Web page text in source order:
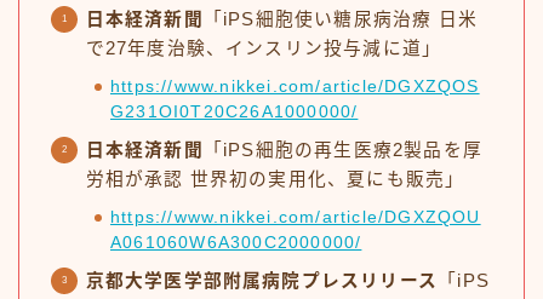
日本経済新聞
「iPS細胞使い糖尿病治療 日米
で27年度治験、インスリン投与減に道」
https://www.nikkei.com/article/DGXZQOS
G231OI0T20C26A1000000/
日本経済新聞
「iPS細胞の再生医療2製品を厚
労相が承認 世界初の実用化、夏にも販売」
https://www.nikkei.com/article/DGXZQOU
A061060W6A300C2000000/
京都大学医学部附属病院プレスリリース
「iPS